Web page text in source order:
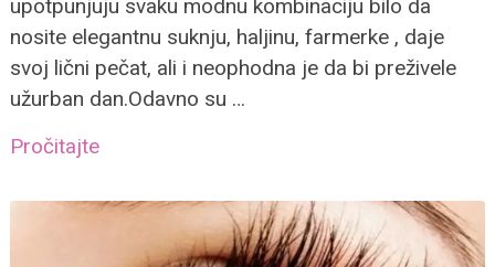
upotpunjuju svaku modnu kombinaciju bilo da
nosite elegantnu suknju, haljinu, farmerke , daje
svoj lični pečat, ali i neophodna je da bi preživele
užurban dan.Odavno su …
Pročitajte